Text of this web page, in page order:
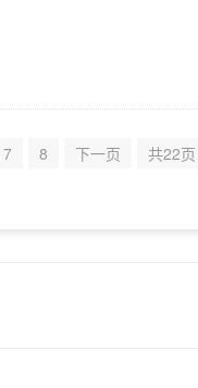
7 8 下一页 共22页